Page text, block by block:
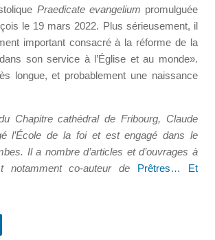
Praedicate evangelium promulguée
le 19 mars 2022. Plus sérieusement, il
important consacré à la réforme de la
son service à l’Église et au monde».
longue, et probablement une naissance
Chapitre cathédral de Fribourg, Claude
l’École de la foi et est engagé dans le
Il a nombre d’articles et d’ouvrages à
co-auteur de Prêtres… Et